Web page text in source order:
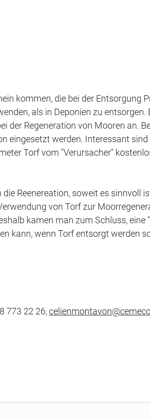
kommen, die bei der Entsorgung
als in Deponien zu entsorgen.
der Regeneration von Mooren an.
eingesetzt werden. Interessant sind
Torf vom "Verursacher"
Reenereation, soweit es sinnvoll
von Torf zur
kamen man zum Schluss, eine
kann, wenn Torf entsorgt werden
773 22 26,